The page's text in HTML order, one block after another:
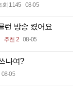
회 1145 08-05
런 방송 켰어요
추천 2 08-05
나여?
08-05